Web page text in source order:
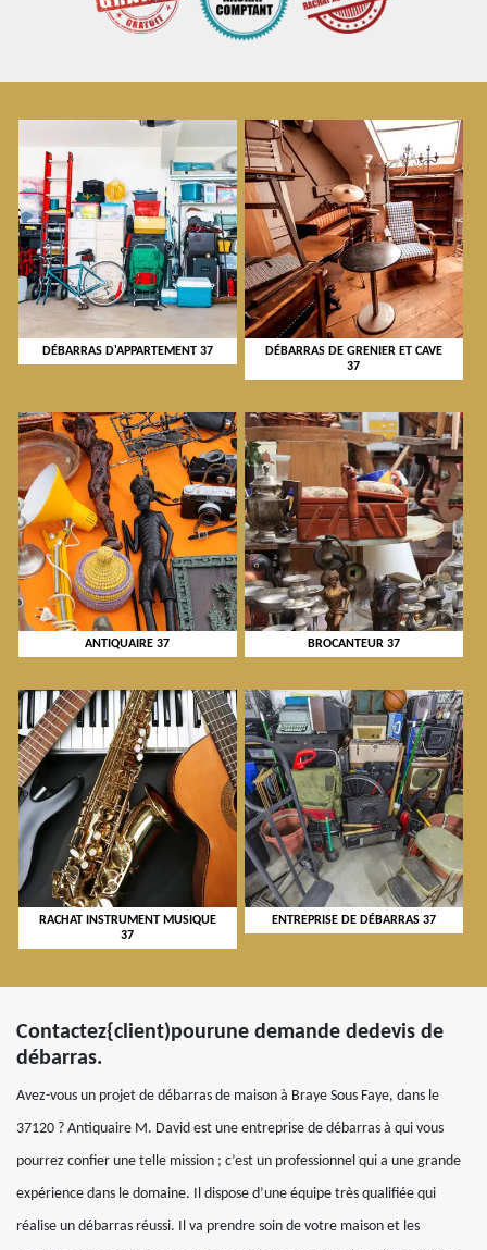
DÉBARRAS D'APPARTEMENT 37
DÉBARRAS DE GRENIER ET CAVE
37
ANTIQUAIRE 37 BROCANTEUR 37
RACHAT INSTRUMENT MUSIQUE
37
ENTREPRISE DE DÉBARRAS 37
Contactez{client)pourune demande dedevis de
débarras.
Avez-vous un projet de débarras de maison à Braye Sous Faye, dans le
37120 ? Antiquaire M. David est une entreprise de débarras à qui vous
pourrez confier une telle mission ; c’est un professionnel qui a une grande
expérience dans le domaine. Il dispose d’une équipe très qualifiée qui
réalise un débarras réussi. Il va prendre soin de votre maison et les